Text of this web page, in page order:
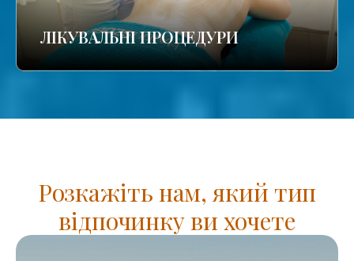
ЛІКУВАЛЬНІ ПРОЦЕДУРИ
Розкажіть нам, який тип
відпочинку ви хочете